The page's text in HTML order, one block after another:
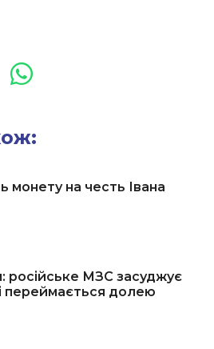
монету на честь Івана
російське МЗС засуджує
і переймається долею